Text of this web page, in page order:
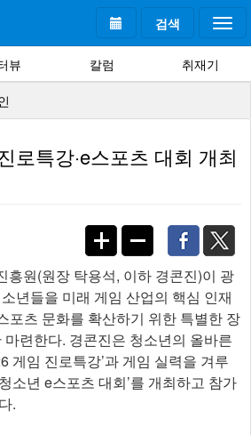
검색
뷰 칼럼 취재기
로특강·e스포츠 대회 개최
흥원(원장 탁용석, 이하 경콘진)이 광
년들을 미래 게임 산업의 핵심 인재
포츠 문화를 확산하기 위한 특별한 장
련한다. 경콘진은 청소년의 올바른
게임 진로특강’과 게임 실력을 겨루
소년 e스포츠 대회’를 개최하고 참가
.